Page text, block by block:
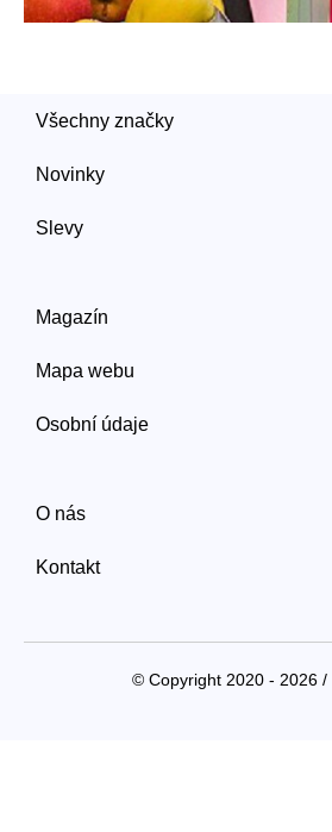
Všechny značky
Novinky
Slevy
Magazín
Mapa webu
Osobní údaje
O nás
Kontakt
© Copyright 2020 - 2026 /